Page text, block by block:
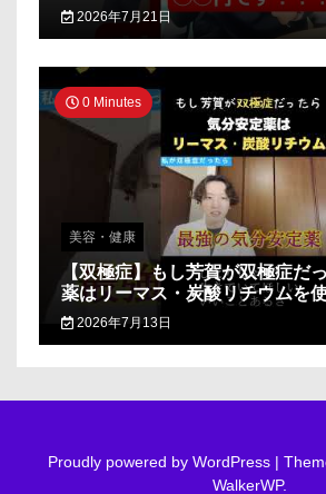
2026年7月21日
0 Minutes
美容・健康
【双極症】もし芳賀が双極症だ
薬はリーマス・炭酸リチウムを
2026年7月13日
Proudly powered by WordPress |
WalkerWP.